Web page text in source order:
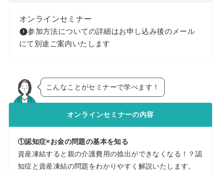
オンラインセミナー
参加方法についての詳細はお申し込み後のメール
にて別途ご案内いたします
こんなことがセミナーで学べます！
オンラインセミナーの内容
①認知症×お金の問題の基本を知る
資産凍結すると親の介護費用の捻出ができなくなる！？認
知症と資産凍結の問題をわかりやすく解説いたします。